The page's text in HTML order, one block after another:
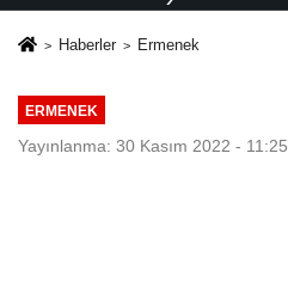
Haberler Ermenek
ERMENEK
Yayınlanma: 30 Kasım 2022 - 11:25